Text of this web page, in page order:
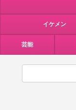
イケメン
芸能